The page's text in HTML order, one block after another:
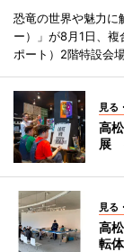
恐竜の世界や魅力に
ー）」が8月1日、
ポート）2階特設会
見る
高
展
見る
高
転